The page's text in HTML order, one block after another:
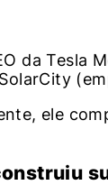
da Tesla
ele